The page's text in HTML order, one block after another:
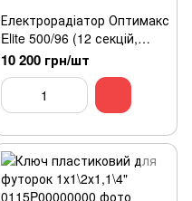
Електрорадіатор Оптимакс
Elite 500/96 (12 секцій,
потужн 1,44кВт, площа
обігріву, до 23 кв.м.)
10 200 грн/шт